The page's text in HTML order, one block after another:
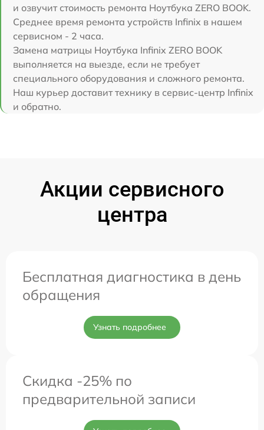
и озвучит стоимость ремонта Ноутбука ZERO BOOK.
Среднее время ремонта устройств Infinix в нашем
сервисном - 2 часа.
Замена матрицы Ноутбука Infinix ZERO BOOK
выполняется на выезде, если не требует
специального оборудования и сложного ремонта.
Наш курьер доставит технику в сервис-центр Infinix
и обратно.
Акции сервисного
центра
Бесплатная диагностика в день
обращения
Узнать подробнее
Скидка -25% по
предварительной записи